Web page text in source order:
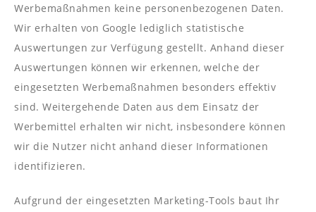
Werbemaßnahmen keine personenbezogenen Daten.
Wir erhalten von Google lediglich statistische
Auswertungen zur Verfügung gestellt. Anhand dieser
Auswertungen können wir erkennen, welche der
eingesetzten Werbemaßnahmen besonders effektiv
sind. Weitergehende Daten aus dem Einsatz der
Werbemittel erhalten wir nicht, insbesondere können
wir die Nutzer nicht anhand dieser Informationen
identifizieren.
Aufgrund der eingesetzten Marketing-Tools baut Ihr